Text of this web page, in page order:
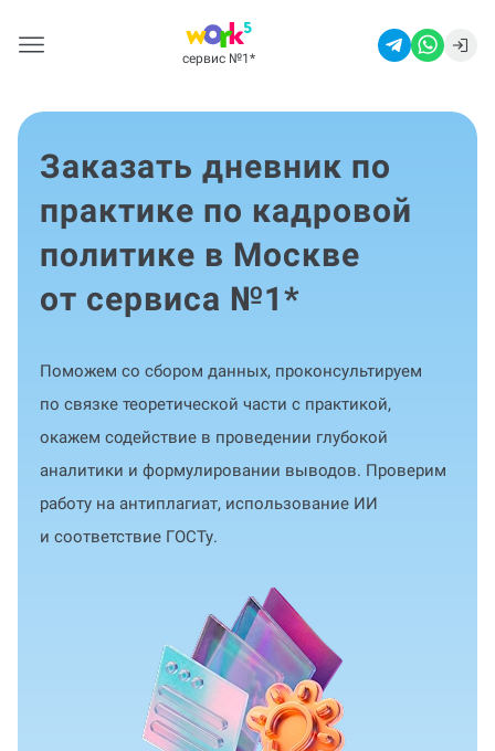
сервис №1 *
Заказать дневник по
практике по кадровой
политике в Москве
от сервиса №1*
Поможем со сбором данных, проконсультируем
по связке теоретической части с практикой,
окажем содействие в проведении глубокой
аналитики и формулировании выводов. Проверим
работу на антиплагиат, использование ИИ
и соответствие ГОСТу.